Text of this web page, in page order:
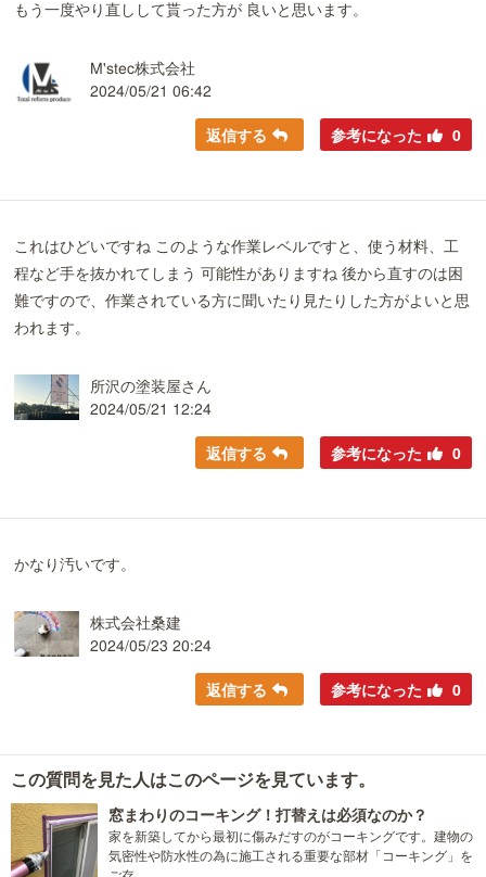
もう一度やり直しして貰った方が 良いと思います。
M'stec株式会社
2024/05/21 06:42
返信する 参考になった 0
これはひどいですね このような作業レベルですと、使う材料、工
程など手を抜かれてしまう 可能性がありますね 後から直すのは困
難ですので、作業されている方に聞いたり見たりした方がよいと思
われます。
所沢の塗装屋さん
2024/05/21 12:24
返信する 参考になった 0
かなり汚いです。
株式会社桑建
2024/05/23 20:24
返信する 参考になった 0
この質問を見た人はこのページを見ています。
窓まわりのコーキング！打替えは必須なのか？
家を新築してから最初に傷みだすのがコーキングです。建物の
気密性や防水性の為に施工される重要な部材「コーキング」を